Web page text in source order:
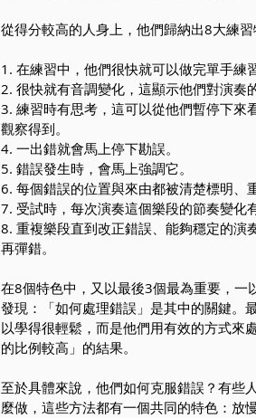
從得分較高的人身上，他們歸納出8大練習
1. 在練習中，他們很快就可以做完單手練
2. 很快就有音調變化，這顯示他們對演奏
3. 練習時有思考，這可以從他們暫停下來
觀察得到。
4. 一出錯就會馬上停下勘誤。
5. 錯誤發生時，會馬上強調它。
6. 每個錯誤的位置與來由都被清楚標明、
7. 受試時，每次演奏這個樂段的節奏變化
8. 重複樂段直到改正錯誤、能夠穩定的演
再彈錯。
在8個特色中，又以最後3個最為重要，一
發現：「如何處理錯誤」是其中的關鍵。
以學得很輕鬆，而是他們用有效的方式來
的比例較高」的結果。
至於具體來說，他們如何克服錯誤？有些
麼做，這些方法都有一個共同的特色：放慢